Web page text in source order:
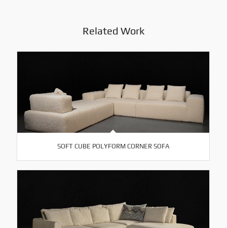
Related Work
SOFT CUBE POLYFORM CORNER SOFA